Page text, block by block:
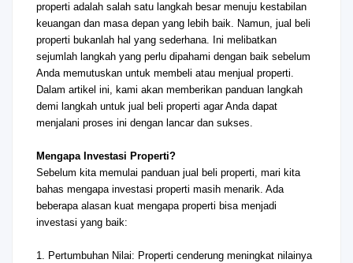
properti adalah salah satu langkah besar menuju kestabilan
keuangan dan masa depan yang lebih baik. Namun, jual beli
properti bukanlah hal yang sederhana. Ini melibatkan
sejumlah langkah yang perlu dipahami dengan baik sebelum
Anda memutuskan untuk membeli atau menjual properti.
Dalam artikel ini, kami akan memberikan panduan langkah
demi langkah untuk jual beli properti agar Anda dapat
menjalani proses ini dengan lancar dan sukses.
Mengapa Investasi Properti?
Sebelum kita memulai panduan jual beli properti, mari kita
bahas mengapa investasi properti masih menarik. Ada
beberapa alasan kuat mengapa properti bisa menjadi
investasi yang baik:
1. Pertumbuhan Nilai: Properti cenderung meningkat nilainya